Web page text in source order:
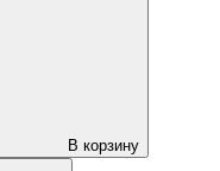
В корзину